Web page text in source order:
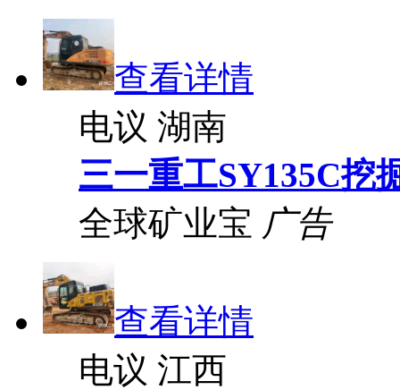
查看详情
电议 湖南
三一重工SY135C挖
全球矿业宝 广告
查看详情
电议 江西